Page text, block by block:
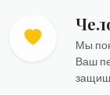
Мы
Ваш